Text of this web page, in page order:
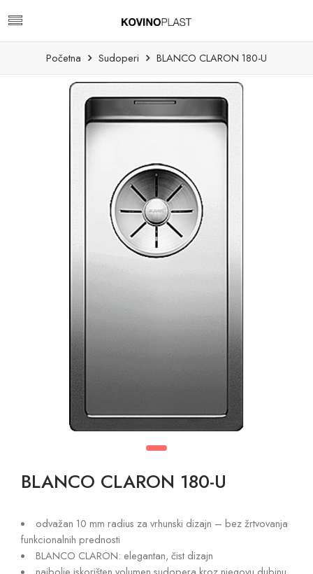
Početna Sudoperi BLANCO CLARON 180-U
BLANCO CLARON 180-U
odvažan 10 mm radius za vrhunski dizajn – bez žrtvovanja
funkcionalnih prednosti
BLANCO CLARON: elegantan, čist dizajn